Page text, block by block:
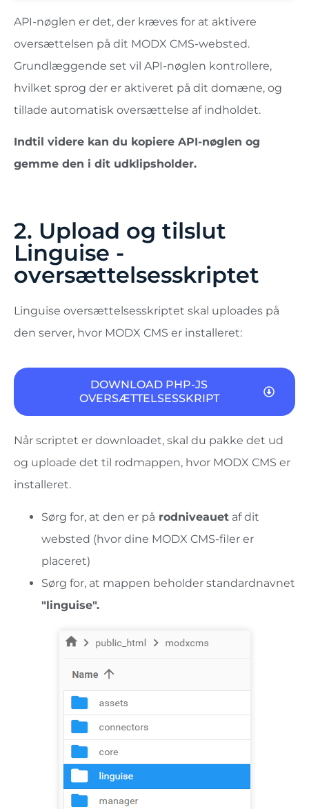
API-nøglen er det, der kræves for at aktivere
oversættelsen på dit MODX CMS-websted.
Grundlæggende set vil API-nøglen kontrollere,
hvilket sprog der er aktiveret på dit domæne, og
tillade automatisk oversættelse af indholdet.
Indtil videre kan du kopiere API-nøglen og
gemme den i dit udklipsholder.
2. Upload og tilslut
Linguise -
oversættelsesskriptet
Linguise oversættelsesskriptet skal uploades på
den server, hvor MODX CMS er installeret:
DOWNLOAD PHP-JS
OVERSÆTTELSESSKRIPT
Når scriptet er downloadet, skal du pakke det ud
og uploade det til rodmappen, hvor MODX CMS er
installeret.
Sørg for, at den er på rodniveauet af dit
websted (hvor dine MODX CMS-filer er
placeret)
Sørg for, at mappen beholder standardnavnet
"linguise".